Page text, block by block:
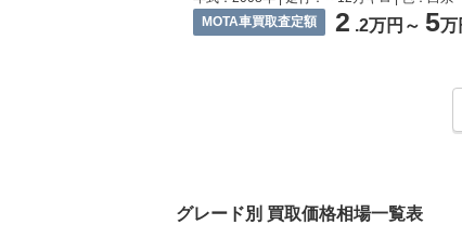
MOTA車買取査定額
2 .2万円～ 5万
グレード別 買取価格相場一覧表